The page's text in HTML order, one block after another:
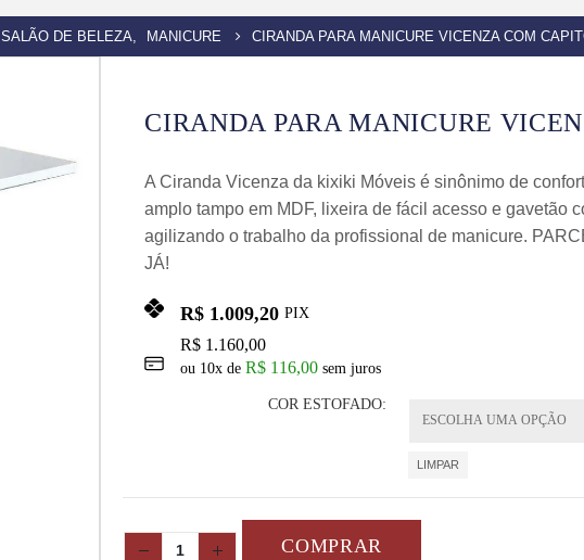
SALÃO DE BELEZA, MANICURE CIRANDA PARA MANICURE VICENZA COM
CIRANDA PARA MANICURE
A Ciranda Vicenza da kixiki Móveis é sinônimo de
amplo tampo em MDF, lixeira de fácil acesso e gavetão
agilizando o trabalho da profissional de manicure.
JÁ!
R$ 1.009,20 PIX
R$ 1.160,00
ou 10x deR$ 116,00 sem juros
COR ESTOFADO
LIMPAR
COMPRAR